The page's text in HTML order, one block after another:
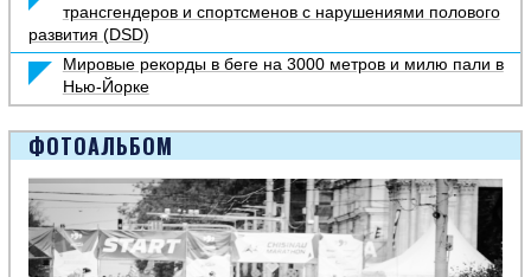
трансгендеров и спортсменов с нарушениями полового
развития (DSD)
Мировые рекорды в беге на 3000 метров и милю пали в
Нью-Йорке
ФОТОАЛЬБОМ